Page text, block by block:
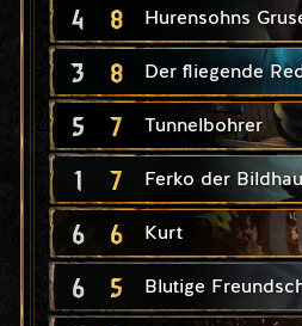
4 8 Hurensohns
3 8 Der fliegende
5 7 Tunnelbohrer
1 7 Ferko der
6 6 Kurt
6 5 Blutige